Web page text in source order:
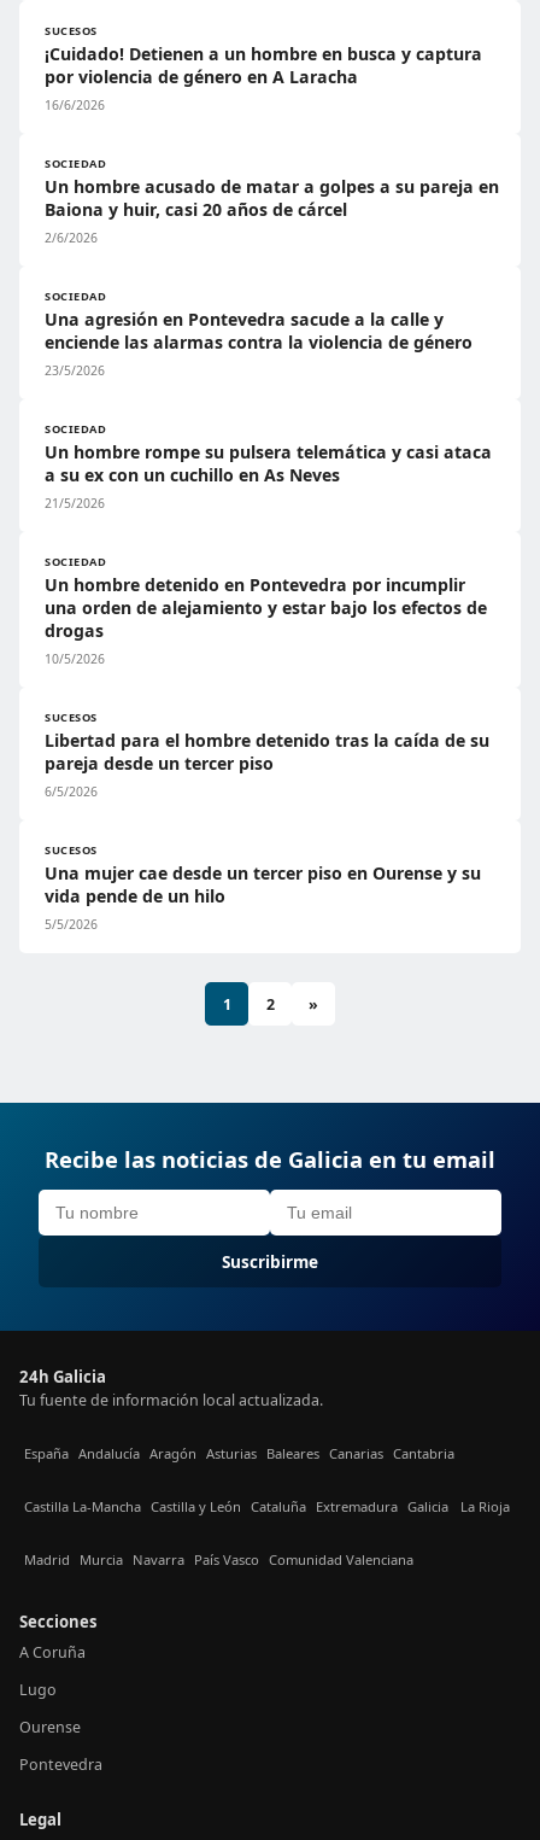
SUCESOS
¡Cuidado! Detienen a un hombre en busca y captura
por violencia de género en A Laracha
16/6/2026
SOCIEDAD
Un hombre acusado de matar a golpes a su pareja en
Baiona y huir, casi 20 años de cárcel
2/6/2026
SOCIEDAD
Una agresión en Pontevedra sacude a la calle y
enciende las alarmas contra la violencia de género
23/5/2026
SOCIEDAD
Un hombre rompe su pulsera telemática y casi ataca
a su ex con un cuchillo en As Neves
21/5/2026
SOCIEDAD
Un hombre detenido en Pontevedra por incumplir
una orden de alejamiento y estar bajo los efectos de
drogas
10/5/2026
SUCESOS
Libertad para el hombre detenido tras la caída de su
pareja desde un tercer piso
6/5/2026
SUCESOS
Una mujer cae desde un tercer piso en Ourense y su
vida pende de un hilo
5/5/2026
1 2 »
Recibe las noticias de Galicia en tu email
Suscribirme
24h Galicia
Tu fuente de información local actualizada.
España Andalucía Aragón Asturias Baleares Canarias Cantabria
Castilla La-Mancha Castilla y León Cataluña Extremadura Galicia La Rioja
Madrid Murcia Navarra País Vasco Comunidad Valenciana
Secciones
A Coruña
Lugo
Ourense
Pontevedra
Legal